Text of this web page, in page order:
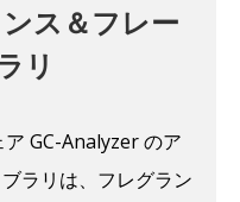
ス＆フレー
リ
GC-Analyzer のア
ラリは、フレグラン